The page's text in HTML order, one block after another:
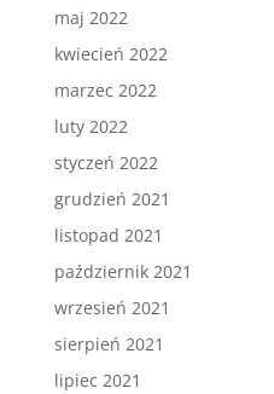
maj 2022
kwiecień 2022
marzec 2022
luty 2022
styczeń 2022
grudzień 2021
listopad 2021
październik 2021
wrzesień 2021
sierpień 2021
lipiec 2021